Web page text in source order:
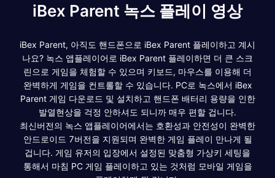
iBex Parent 녹스 플레이 영상
iBex Parent, 아직도 핸드폰으로 iBex Parent 플레이하고 계시
나요? 녹스 앱플레이어로 iBex Parent 플레이하면 더 큰 스크
린으로 게임을 체험할 수 있으며 키보드, 마우스를 이용해 더
완벽하게 게임을 컨트롤할 수 있습니다. PC로 녹스에서 iBex
Parent 게임 다운로드 및 설치하고 핸드폰 배터리 용량을 인한
발열현상을 걱정 안하셔도 되니까 매우 편할 겁니다.
최신버전의 녹스 앱플레이어에서는 호환성과 안전성이 완벽한
안드로이드 7버전을 지원되며 완벽한 게임 플레이 만나게 될
겁니다. 게임 유저의 입장에서 설정된 맞춤형 가상키 세팅을
통해서 마침 PC 게임 플레이하고 있는 것처럼 모바일 게임을